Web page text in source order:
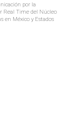
por la
Real Time del Núcleo
en México y Estados